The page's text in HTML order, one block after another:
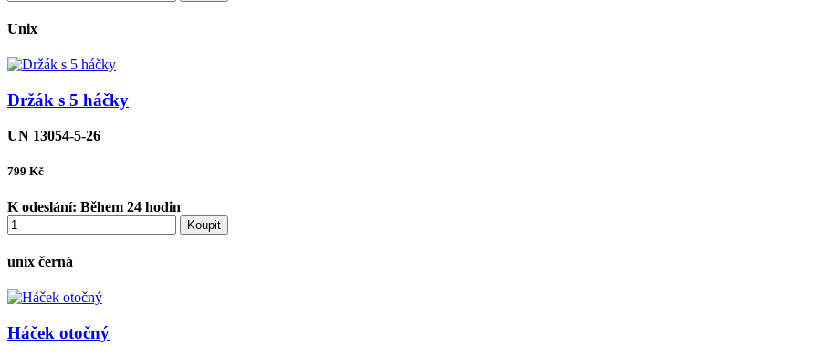
Unix
Držák s 5 háčky
UN 13054-5-26
799 Kč
K odeslání: Během 24 hodin
Koupit
unix černá
Háček otočný